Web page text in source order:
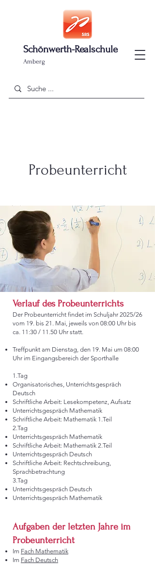
Schönwerth-Realschule
Amberg
Probeunterricht
Verlauf des Probeunterrichts
Der Probeunterricht findet im Schuljahr 2025/26
vom 19. bis 21. Mai, jeweils von 08:00 Uhr bis
ca. 11:30 / 11.50 Uhr statt.
Treffpunkt am Dienstag, den 19. Mai um 08:00
Uhr im Eingangsbereich der Sporthalle
1.Tag
Organisatorisches, Unterrichtsgespräch
Deutsch
Schriftliche Arbeit: Lesekompetenz, Aufsatz
Unterrichtsgespräch Mathematik
Schriftliche Arbeit: Mathematik 1.Teil
2.Tag
Unterrichtsgespräch Mathematik
Schriftliche Arbeit: Mathematik 2.Teil
Unterrichtsgespräch Deutsch
Schriftliche Arbeit: Rechtschreibung,
Sprachbetrachtung
3.Tag
Unterrichtsgespräch Deutsch
Unterrichtsgespräch Mathematik
Aufgaben der letzten Jahre im
Probeunterricht
Im Fach Mathematik
Im Fach Deutsch